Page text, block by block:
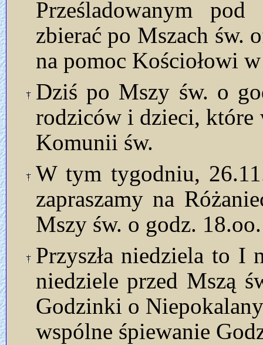
Prześladowanym
zbierać po Mszach św.
na pomoc Kościołowi
Dziś po Mszy św. o
rodziców i dzieci,
Komunii św.
W tym tygodniu,
zapraszamy na
Mszy św. o godz. 18.oo.
Przyszła niedziela to I
niedziele przed Mszą
Godzinki o
wspólne śpiewanie